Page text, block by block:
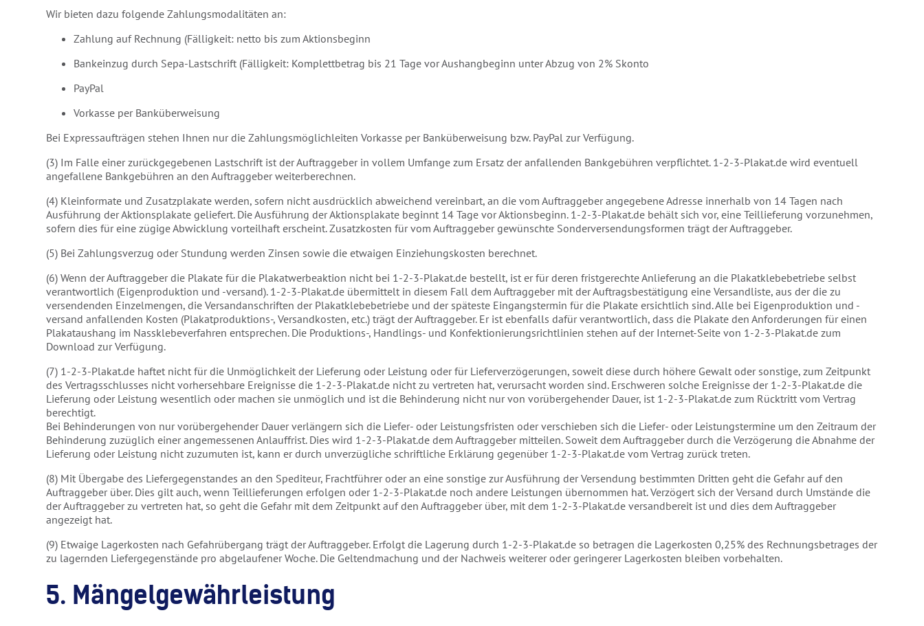
Wir bieten dazu folgende Zahlungsmodalitäten an:
Zahlung auf Rechnung (Fälligkeit: netto bis zum Aktionsbeginn
Bankeinzug durch Sepa-Lastschrift (Fälligkeit: Komplettbetrag bis 21 Tage vor Aushangbeginn unter Abzug von 2% Skonto
PayPal
Vorkasse per Banküberweisung
Bei Expressaufträgen stehen Ihnen nur die Zahlungsmöglichleiten Vorkasse per Banküberweisung bzw. PayPal zur Verfügung.
(3) Im Falle einer zurückgegebenen Lastschrift ist der Auftraggeber in vollem Umfange zum Ersatz der anfallenden Bankgebühren verpflichtet. 1-2-3-Plakat.de wird eventuell
angefallene Bankgebühren an den Auftraggeber weiterberechnen.
(4) Kleinformate und Zusatzplakate werden, sofern nicht ausdrücklich abweichend vereinbart, an die vom Auftraggeber angegebene Adresse innerhalb von 14 Tagen nach
Ausführung der Aktionsplakate geliefert. Die Ausführung der Aktionsplakate beginnt 14 Tage vor Aktionsbeginn. 1-2-3-Plakat.de behält sich vor, eine Teillieferung vorzunehmen,
sofern dies für eine zügige Abwicklung vorteilhaft erscheint. Zusatzkosten für vom Auftraggeber gewünschte Sonderversendungsformen trägt der Auftraggeber.
(5) Bei Zahlungsverzug oder Stundung werden Zinsen sowie die etwaigen Einziehungskosten berechnet.
(6) Wenn der Auftraggeber die Plakate für die Plakatwerbeaktion nicht bei 1-2-3-Plakat.de bestellt, ist er für deren fristgerechte Anlieferung an die Plakatklebebetriebe selbst
verantwortlich (Eigenproduktion und -versand). 1-2-3-Plakat.de übermittelt in diesem Fall dem Auftraggeber mit der Auftragsbestätigung eine Versandliste, aus der die zu
versendenden Einzelmengen, die Versandanschriften der Plakatklebebetriebe und der späteste Eingangstermin für die Plakate ersichtlich sind. Alle bei Eigenproduktion und -
versand anfallenden Kosten (Plakatproduktions-, Versandkosten, etc.) trägt der Auftraggeber. Er ist ebenfalls dafür verantwortlich, dass die Plakate den Anforderungen für einen
Plakataushang im Nassklebeverfahren entsprechen. Die Produktions-, Handlings- und Konfektionierungsrichtlinien stehen auf der Internet-Seite von 1-2-3-Plakat.de zum
Download zur Verfügung.
(7) 1-2-3-Plakat.de haftet nicht für die Unmöglichkeit der Lieferung oder Leistung oder für Lieferverzögerungen, soweit diese durch höhere Gewalt oder sonstige, zum Zeitpunkt
des Vertragsschlusses nicht vorhersehbare Ereignisse die 1-2-3-Plakat.de nicht zu vertreten hat, verursacht worden sind. Erschweren solche Ereignisse der 1-2-3-Plakat.de die
Lieferung oder Leistung wesentlich oder machen sie unmöglich und ist die Behinderung nicht nur von vorübergehender Dauer, ist 1-2-3-Plakat.de zum Rücktritt vom Vertrag
berechtigt.
Bei Behinderungen von nur vorübergehender Dauer verlängern sich die Liefer- oder Leistungsfristen oder verschieben sich die Liefer- oder Leistungstermine um den Zeitraum der
Behinderung zuzüglich einer angemessenen Anlauffrist. Dies wird 1-2-3-Plakat.de dem Auftraggeber mitteilen. Soweit dem Auftraggeber durch die Verzögerung die Abnahme der
Lieferung oder Leistung nicht zuzumuten ist, kann er durch unverzügliche schriftliche Erklärung gegenüber 1-2-3-Plakat.de vom Vertrag zurück treten.
(8) Mit Übergabe des Liefergegenstandes an den Spediteur, Frachtführer oder an eine sonstige zur Ausführung der Versendung bestimmten Dritten geht die Gefahr auf den
Auftraggeber über. Dies gilt auch, wenn Teillieferungen erfolgen oder 1-2-3-Plakat.de noch andere Leistungen übernommen hat. Verzögert sich der Versand durch Umstände die
der Auftraggeber zu vertreten hat, so geht die Gefahr mit dem Zeitpunkt auf den Auftraggeber über, mit dem 1-2-3-Plakat.de versandbereit ist und dies dem Auftraggeber
angezeigt hat.
(9) Etwaige Lagerkosten nach Gefahrübergang trägt der Auftraggeber. Erfolgt die Lagerung durch 1-2-3-Plakat.de so betragen die Lagerkosten 0,25% des Rechnungsbetrages der
zu lagernden Liefergegenstände pro abgelaufener Woche. Die Geltendmachung und der Nachweis weiterer oder geringerer Lagerkosten bleiben vorbehalten.
5. Mängelgewährleistung